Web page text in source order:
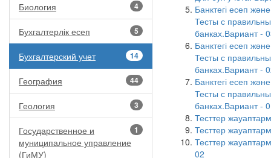
4
Биология
5
Бухгалтерлік есеп
14
Бухгалтерский учет
44
География
3
Геология
1
Государственное и
муниципальное управление
(ГиМУ)
Банктегі есеп
Тесты с
банках.Вариант -
Банктегі есеп
Тесты с
банках.Вариант -
Банктегі есеп
Тесты с
банках.Вариант -
Тесттер
Тесттер
Тесттер
02